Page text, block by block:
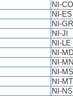
NI-CO
NI-ES
NI-GR
NI-JI
NI-LE
NI-MD
NI-MN
NI-MS
NI-MT
NI-NS